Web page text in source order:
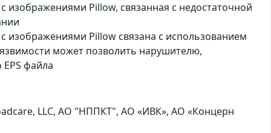
изображениями Pillow, связанная с недостаточной
изображениями Pillow связана с использованием
может позволить нарушителю,
файла
LLC, АО "НППКТ", АО «ИВК», АО «Концерн